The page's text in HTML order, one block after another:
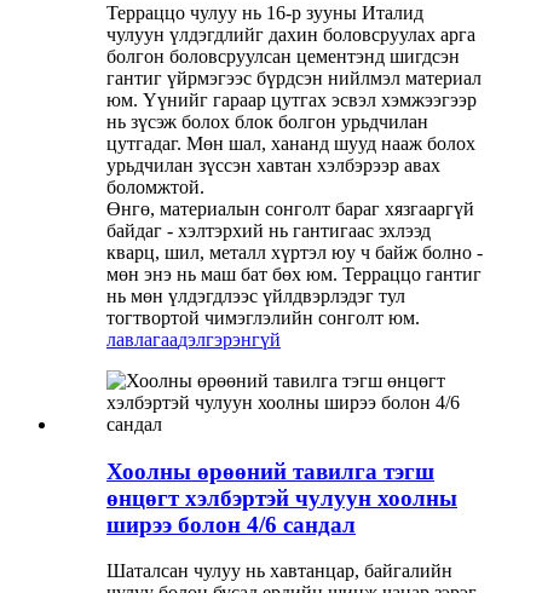
Терраццо чулуу нь 16-р зууны Италид
чулуун үлдэгдлийг дахин боловсруулах арга
болгон боловсруулсан цементэнд шигдсэн
гантиг үйрмэгээс бүрдсэн нийлмэл материал
юм. Үүнийг гараар цутгах эсвэл хэмжээгээр
нь зүсэж болох блок болгон урьдчилан
цутгадаг. Мөн шал, хананд шууд нааж болох
урьдчилан зүссэн хавтан хэлбэрээр авах
боломжтой.
Өнгө, материалын сонголт бараг хязгааргүй
байдаг - хэлтэрхий нь гантигаас эхлээд
кварц, шил, металл хүртэл юу ч байж болно -
мөн энэ нь маш бат бөх юм. Терраццо гантиг
нь мөн үлдэгдлээс үйлдвэрлэдэг тул
тогтвортой чимэглэлийн сонголт юм.
лавлагаадэлгэрэнгүй
Хоолны өрөөний тавилга тэгш
өнцөгт хэлбэртэй чулуун хоолны
ширээ болон 4/6 сандал
Шаталсан чулуу нь хавтанцар, байгалийн